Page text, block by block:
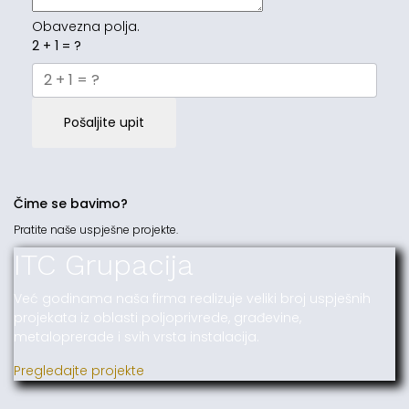
Obavezna polja.
2 + 1 = ?
Pošaljite upit
Čime se bavimo?
Pratite naše uspješne projekte.
ITC Grupacija
Već godinama naša firma realizuje veliki broj uspješnih
projekata iz oblasti poljoprivrede, građevine,
metaloprerade i svih vrsta instalacija.
Pregledajte projekte